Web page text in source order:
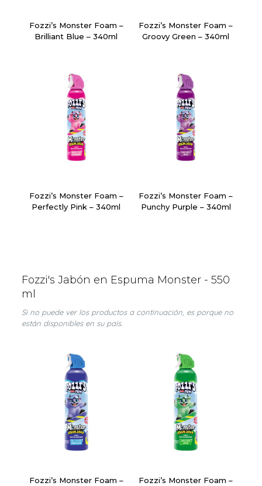
Fozzi’s Monster Foam –
Brilliant Blue – 340ml
Fozzi’s Monster Foam –
Groovy Green – 340ml
Fozzi’s Monster Foam –
Perfectly Pink – 340ml
Fozzi’s Monster Foam –
Punchy Purple – 340ml
Fozzi's Jabón en Espuma Monster - 550
ml
Si no puede ver los productos a continuación, es porque no
están disponibles en su país.
Fozzi’s Monster Foam –
Fozzi’s Monster Foam –